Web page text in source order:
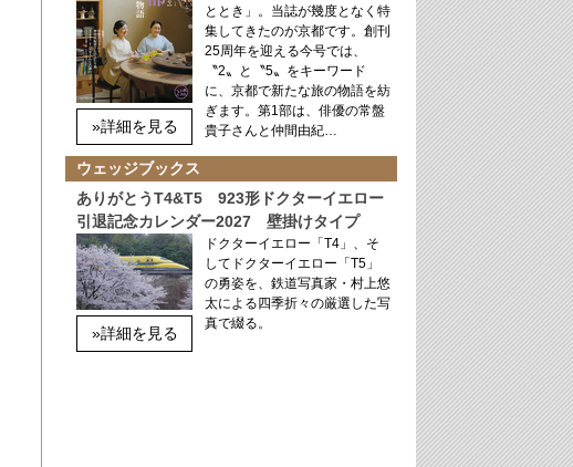
»詳細を見る
ととき」。当誌が幾度となく特
集してきたのが京都です。創刊
25周年を迎える今号では、
〝2〟と〝5〟をキーワード
に、京都で新たな旅の物語を紡
ぎます。第1部は、俳優の常盤
貴子さんと仲間由紀…
ウェッジブックス
ありがとうT4&T5 923形ドクターイエロー
引退記念カレンダー2027 壁掛けタイプ
»詳細を見る
ドクターイエロー「T4」、そ
してドクターイエロー「T5」
の勇姿を、鉄道写真家・村上悠
太による四季折々の厳選した写
真で綴る。